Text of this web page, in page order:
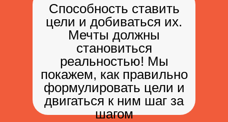
Способность ставить
цели и добиваться их.
Мечты должны
становиться
реальностью! Мы
покажем, как правильно
формулировать цели и
двигаться к ним шаг за
шагом